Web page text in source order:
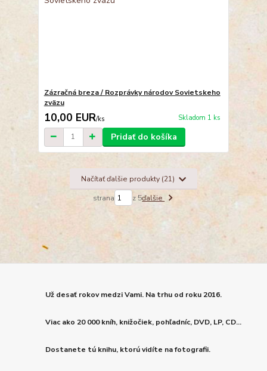
Zázračná breza / Rozprávky národov Sovietskeho
zväzu
10,00 EUR/ks Skladom 1 ks
Pridať do košíka
Načítať ďalšie produkty (21)
strana z 5ďalšie
Už desať rokov medzi Vami. Na trhu od roku 2016.
Viac ako 20 000 kníh, knižočiek, pohľadníc, DVD, LP, CD...
Dostanete tú knihu, ktorú vidíte na fotografii.